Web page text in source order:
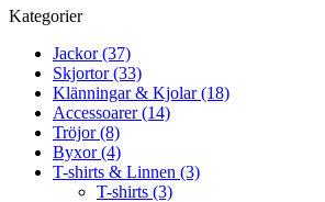
Kategorier
Jackor (37)
Skjortor (33)
Klänningar & Kjolar (18)
Accessoarer (14)
Tröjor (8)
Byxor (4)
T-shirts & Linnen (3)
T-shirts (3)